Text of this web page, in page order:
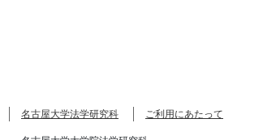
名古屋大学法学研究科
ご利用にあたって